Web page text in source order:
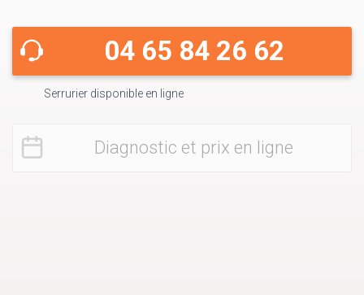
04 65 84 26 62
Serrurier disponible en ligne
Diagnostic et prix en ligne